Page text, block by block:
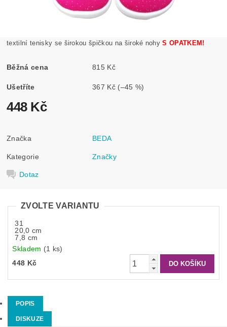
textilní tenisky se širokou špičkou na široké nohyS OPATKEM!
Běžná cena 815 Kč
Ušetříte 367 Kč (–45 %)
448 Kč
Značka BEDA
Kategorie Značky
Dotaz
ZVOLTE VARIANTU
31
20,0 cm
7,8 cm
Skladem (1 ks)
448 Kč
POPIS
DISKUZE